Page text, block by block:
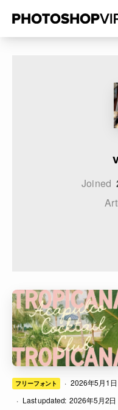
Joined
フリーフォント · 2026年5月1日
· Last updated: 2026年5月2日